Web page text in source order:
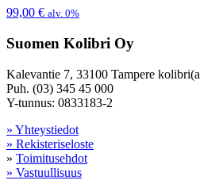
99,00 € alv. 0%
Suomen Kolibri Oy
Kalevantie 7, 33100 Tampere
Puh. (03) 345 45 000
Y-tunnus: 0833183-2
» Yhteystiedot
» Rekisteriseloste
» Toimitusehdot
» Vastuullisuus